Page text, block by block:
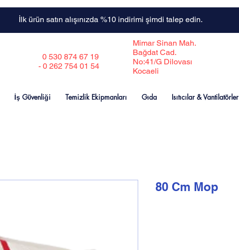
İlk ürün satın alışınızda %10 indirimi şimdi talep edin.
0 530 874 67 19
- 0 262 754 01 54
Mimar Sinan Mah.
Bağdat Cad.
No:41/G Dilovası
Kocaeli
İş Güvenliği Temizlik Ekipmanları Gıda Isıtıcılar & Vantilatörler
80 Cm Mop